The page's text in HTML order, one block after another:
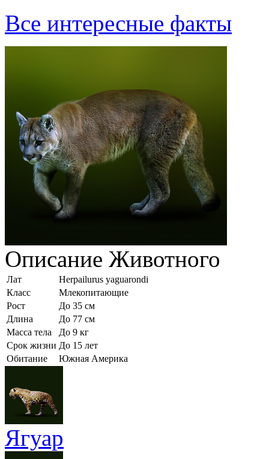
Все интересные факты
Описание Животного
Лат
Herpailurus yaguarondi
Класс
Млекопитающие
Рост
До 35 см
Длина
До 77 см
Масса тела
До 9 кг
Срок жизни До 15 лет
Обитание
Южная Америка
Ягуар